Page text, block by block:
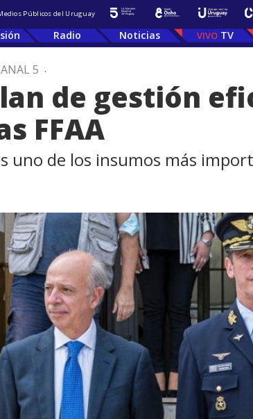
Públicos del Uruguay
Radio Noticias TV
5 .
de gestión
FFAA
uno de los insumos más